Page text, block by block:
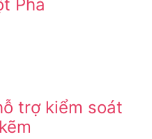
Phá
trợ kiểm soát